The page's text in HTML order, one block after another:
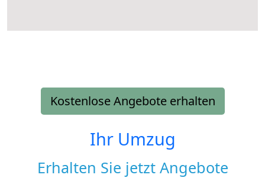
Kostenlose Angebote erhalten
Ihr Umzug
Erhalten Sie jetzt Angebote